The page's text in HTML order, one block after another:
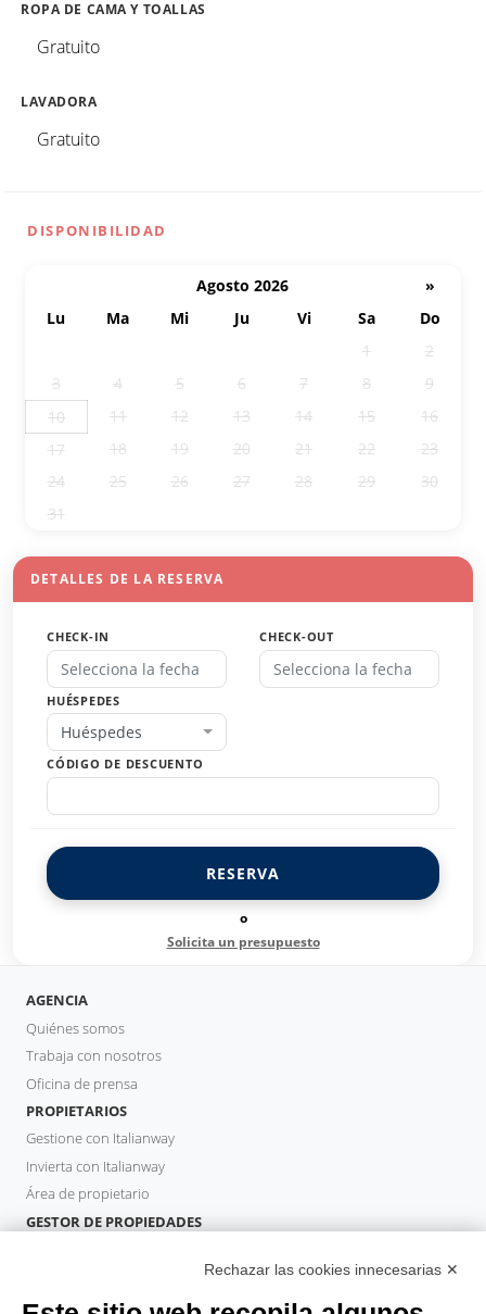
ROPA DE CAMA Y TOALLAS
Gratuito
LAVADORA
Gratuito
DISPONIBILIDAD
Agosto 2026
»
Lu
Ma Mi Ju Vi Sa
Do
1
2
3
4 5 6 7 8
9
10
11 12 13 14 15
16
17
18 19 20 21 22
23
24
25 26 27 28 29
30
31
DETALLES DE LA RESERVA
CHECK-IN CHECK-OUT
HUÉSPEDES
Huéspedes
CÓDIGO DE DESCUENTO
RESERVA
o
Solicita un presupuesto
AGENCIA
Quiénes somos
Trabaja con nosotros
Oficina de prensa
PROPIETARIOS
Gestione con Italianway
Invierta con Italianway
Área de propietario
GESTOR DE PROPIEDADES
HUÉSPEDES
Rechazar las cookies innecesarias ✕